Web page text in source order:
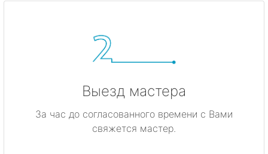
Выезд мастера
За час до согласованного времени с Вами
свяжется мастер.